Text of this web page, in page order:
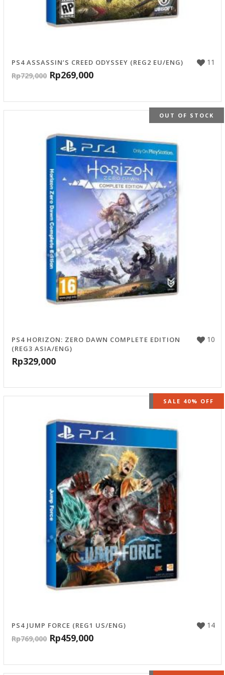
11
PS4 ASSASSIN’S CREED ODYSSEY (REG2 EU/ENG)
Rp729,000 Rp269,000
OUT OF STOCK
10
PS4 HORIZON: ZERO DAWN COMPLETE EDITION
(REG3 ASIA/ENG)
Rp329,000
OUT OF STOCK
SALE 40% OFF
14
PS4 JUMP FORCE (REG1 US/ENG)
Rp769,000 Rp459,000